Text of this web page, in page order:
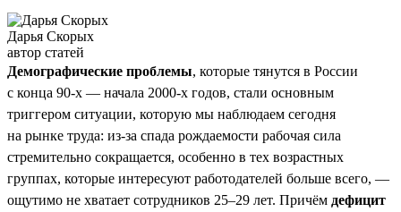
Дарья Скорых
автор статей
Демографические проблемы, которые тянутся в России
с конца 90-х — начала 2000-х годов, стали основным
триггером ситуации, которую мы наблюдаем сегодня
на рынке труда: из-за спада рождаемости рабочая сила
стремительно сокращается, особенно в тех возрастных
группах, которые интересуют работодателей больше всего, —
ощутимо не хватает сотрудников 25–29 лет. Причём дефицит